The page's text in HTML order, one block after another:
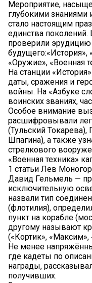
Мероприятие,
глубокими знаниями
стало настоящим
единства поколений.
проверили
будущего:«История»,
«Оружие», «Военная
На станции
даты, сражения и
войны. На «Азбуке
воинских званиях,
Особое внимание
расшифровывали
(Тульский
Шпагина), а также
стрелкового
«Военная техника»
1 статьи Лев
Давид Гельмель —
исключительную
назвали тип
(флотилия),
пункт на корабле
другому называют
(«Кортик»,
Не менее
где кадеты по
награды,
получивших.